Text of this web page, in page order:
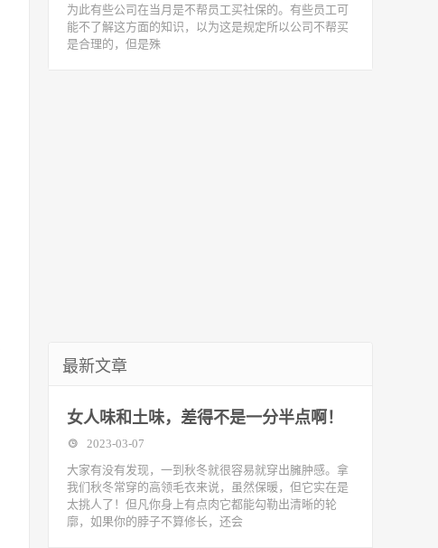
为此有些公司在当月是不帮员工买社保的。有些员工可
能不了解这方面的知识，以为这是规定所以公司不帮买
是合理的，但是殊
最新文章
女人味和土味，差得不是一分半点啊！
2023-03-07
大家有没有发现，一到秋冬就很容易就穿出臃肿感。拿
我们秋冬常穿的高领毛衣来说，虽然保暖，但它实在是
太挑人了！但凡你身上有点肉它都能勾勒出清晰的轮
廓，如果你的脖子不算修长，还会